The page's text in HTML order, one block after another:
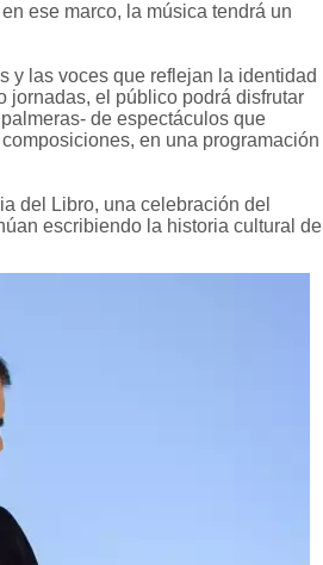
ese marco, la música tendrá un
y las voces que reflejan la identidad
jornadas, el público podrá disfrutar
de espectáculos que
en una programación
del Libro, una celebración del
escribiendo la historia cultural de